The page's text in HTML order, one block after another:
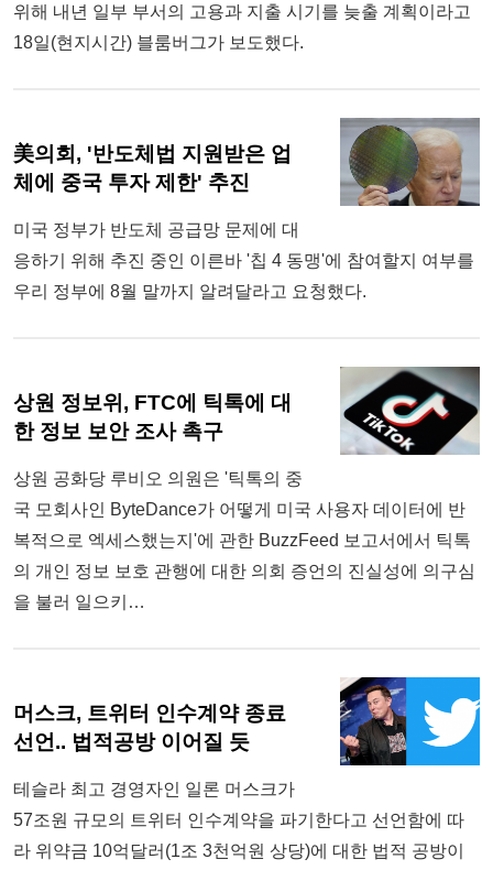
위해 내년 일부 부서의 고용과 지출 시기를 늦출 계획이라고
18일(현지시간) 블룸버그가 보도했다.
美의회, '반도체법 지원받은 업
체에 중국 투자 제한' 추진
미국 정부가 반도체 공급망 문제에 대
응하기 위해 추진 중인 이른바 '칩 4 동맹'에 참여할지 여부를
우리 정부에 8월 말까지 알려달라고 요청했다.
상원 정보위, FTC에 틱톡에 대
한 정보 보안 조사 촉구
상원 공화당 루비오 의원은 '틱톡의 중
국 모회사인 ByteDance가 어떻게 미국 사용자 데이터에 반
복적으로 엑세스했는지'에 관한 BuzzFeed 보고서에서 틱톡
의 개인 정보 보호 관행에 대한 의회 증언의 진실성에 의구심
을 불러 일으키…
머스크, 트위터 인수계약 종료
선언.. 법적공방 이어질 듯
테슬라 최고 경영자인 일론 머스크가
57조원 규모의 트위터 인수계약을 파기한다고 선언함에 따
라 위약금 10억달러(1조 3천억원 상당)에 대한 법적 공방이